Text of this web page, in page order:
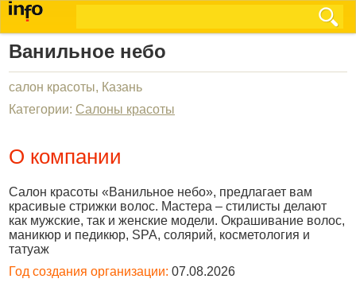
Ванильное небо
салон красоты, Казань
Категории: Салоны красоты
О компании
Салон красоты «Ванильное небо», предлагает вам
красивые стрижки волос. Мастера – стилисты делают
как мужские, так и женские модели. Окрашивание волос,
маникюр и педикюр, SPA, солярий, косметология и
татуаж
Год создания организации: 07.08.2026